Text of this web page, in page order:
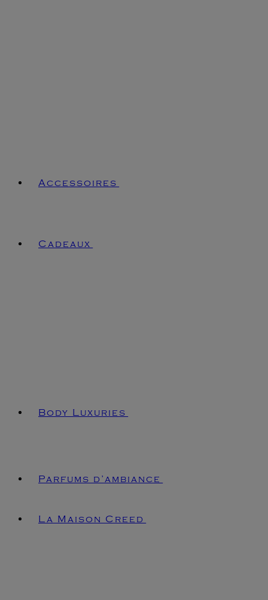
Accessoires
Cadeaux
Body Luxuries
Parfums d’ambiance
La Maison Creed